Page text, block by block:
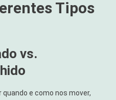
Tipos
vs.
e como nos mover,